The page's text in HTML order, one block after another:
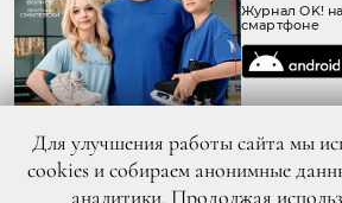
Журнал OK!
смартфоне
Для улучшения работы сайта мы
cookies и собираем анонимные
аналитики. Продолжая